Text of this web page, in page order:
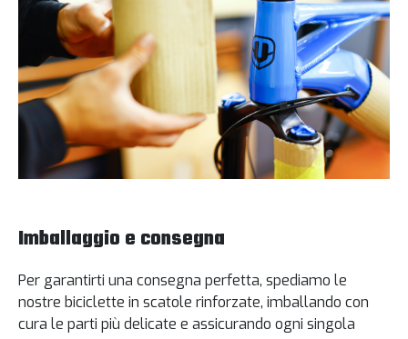
Imballaggio e consegna
Per garantirti una consegna perfetta, spediamo le
nostre biciclette in scatole rinforzate, imballando con
cura le parti più delicate e assicurando ogni singola